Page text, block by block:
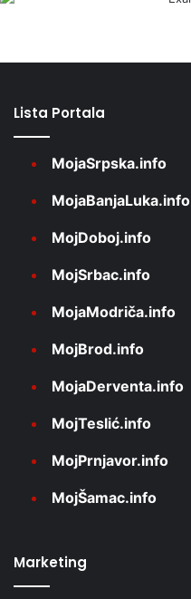
Lista Portala
MojaSrpska.info
MojaBanjaLuka.info
MojDoboj.info
MojSrbac.info
MojaModriča.info
MojBrod.info
MojaDerventa.info
MojTeslić.info
MojPrnjavor.info
MojŠamac.info
Marketing